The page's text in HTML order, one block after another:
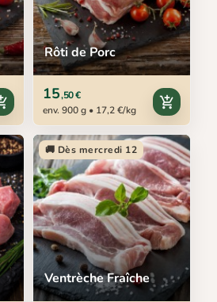
Rôti de Porc
15,50 €
env. 900 g • 17,2 €/kg
add_shopping_cart
🚚 Dès mercredi 12
Ventrèche Fraîche